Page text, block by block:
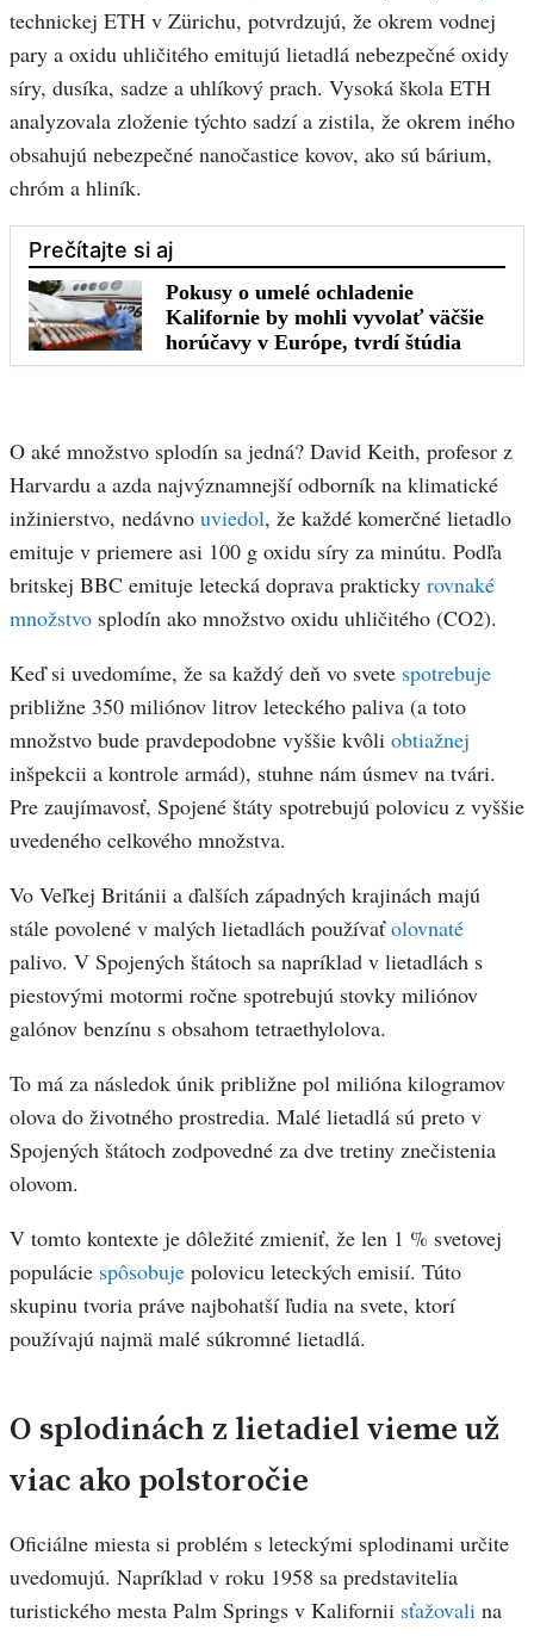
technickej ETH v Zürichu, potvrdzujú, že okrem vodnej
pary a oxidu uhličitého emitujú lietadlá nebezpečné oxidy
síry, dusíka, sadze a uhlíkový prach. Vysoká škola ETH
analyzovala zloženie týchto sadzí a zistila, že okrem iného
obsahujú nebezpečné nanočastice kovov, ako sú bárium,
chróm a hliník.
O aké množstvo splodín sa jedná? David Keith, profesor z
Harvardu a azda najvýznamnejší odborník na klimatické
inžinierstvo, nedávno uviedol, že každé komerčné lietadlo
emituje v priemere asi 100 g oxidu síry za minútu. Podľa
britskej BBC emituje letecká doprava prakticky rovnaké
množstvo splodín ako množstvo oxidu uhličitého (CO2).
Keď si uvedomíme, že sa každý deň vo svete spotrebuje
približne 350 miliónov litrov leteckého paliva (a toto
množstvo bude pravdepodobne vyššie kvôli obtiažnej
inšpekcii a kontrole armád), stuhne nám úsmev na tvári.
Pre zaujímavosť, Spojené štáty spotrebujú polovicu z vyššie
uvedeného celkového množstva.
Vo Veľkej Británii a ďalších západných krajinách majú
stále povolené v malých lietadlách používaťolovnaté
palivo. V Spojených štátoch sa napríklad v lietadlách s
piestovými motormi ročne spotrebujú stovky miliónov
galónov benzínu s obsahom tetraethylolova.
To má za následok únik približne pol milióna kilogramov
olova do životného prostredia. Malé lietadlá sú preto v
Spojených štátoch zodpovedné za dve tretiny znečistenia
olovom.
V tomto kontexte je dôležité zmieniť, že len 1 % svetovej
populácie spôsobuje polovicu leteckých emisií. Túto
skupinu tvoria práve najbohatší ľudia na svete, ktorí
používajú najmä malé súkromné lietadlá.
O splodinách z lietadiel vieme už
viac ako polstoročie
Oficiálne miesta si problém s leteckými splodinami určite
uvedomujú. Napríklad v roku 1958 sa predstavitelia
turistického mesta Palm Springs v Kalifornii sťažovali na